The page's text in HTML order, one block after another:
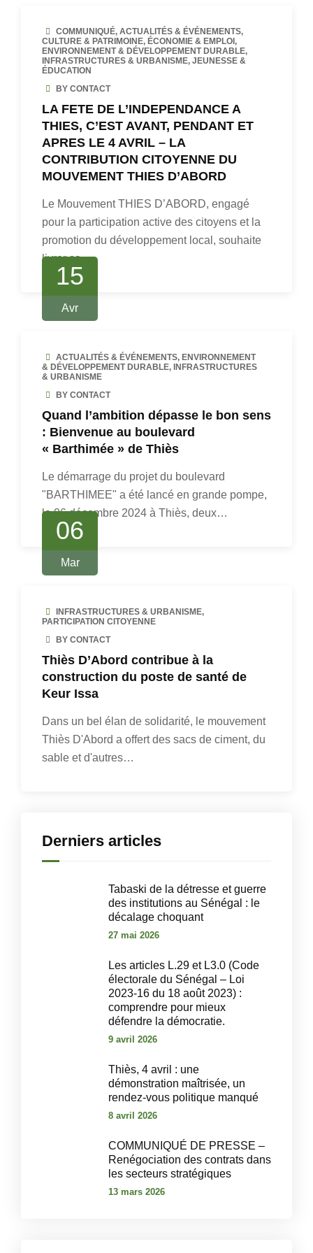
COMMUNIQUÉ, ACTUALITÉS & ÉVÉNEMENTS,
CULTURE & PATRIMOINE, ÉCONOMIE & EMPLOI ,
ENVIRONNEMENT & DÉVELOPPEMENT DURABLE,
INFRASTRUCTURES & URBANISME, JEUNESSE &
ÉDUCATION
BY CONTACT
LA FETE DE L’INDEPENDANCE A
THIES, C’EST AVANT, PENDANT ET
APRES LE 4 AVRIL – LA
CONTRIBUTION CITOYENNE DU
MOUVEMENT THIES D’ABORD
Le Mouvement THIES D’ABORD, engagé
pour la participation active des citoyens et la
promotion du développement local, souhaite
livrer sa…
15
Avr
ACTUALITÉS & ÉVÉNEMENTS, ENVIRONNEMENT
& DÉVELOPPEMENT DURABLE, INFRASTRUCTURES
& URBANISME
BY CONTACT
Quand l’ambition dépasse le bon sens
: Bienvenue au boulevard
« Barthimée » de Thiès
Le démarrage du projet du boulevard
"BARTHIMEE" a été lancé en grande pompe,
le 06 décembre 2024 à Thiès, deux…
06
Mar
INFRASTRUCTURES & URBANISME,
PARTICIPATION CITOYENNE
BY CONTACT
Thiès D’Abord contribue à la
construction du poste de santé de
Keur Issa
Dans un bel élan de solidarité, le mouvement
Thiès D'Abord a offert des sacs de ciment, du
sable et d'autres…
Derniers articles
Tabaski de la détresse et guerre
des institutions au Sénégal : le
décalage choquant
27 mai 2026
Les articles L.29 et L3.0 (Code
électorale du Sénégal – Loi
2023-16 du 18 août 2023) :
comprendre pour mieux
défendre la démocratie.
9 avril 2026
‎Thiès, 4 avril : une
démonstration maîtrisée, un
rendez-vous politique manqué‎
8 avril 2026
COMMUNIQUÉ DE PRESSE –
Renégociation des contrats dans
les secteurs stratégiques
13 mars 2026